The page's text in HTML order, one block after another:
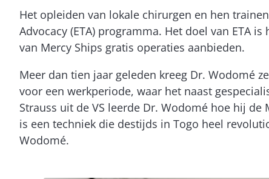
Het opleiden van lokale chirurgen en hen
Advocacy (ETA) programma. Het doel van ETA
van Mercy Ships gratis operaties aanbieden.
Meer dan tien jaar geleden kreeg Dr. Wodomé
voor een werkperiode, waar het naast
Strauss uit de VS leerde Dr. Wodomé hoe hij de
is een techniek die destijds in Togo heel
Wodomé.